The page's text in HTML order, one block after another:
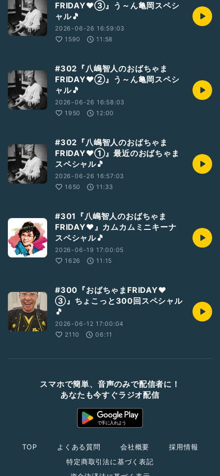
FRIDAY❤️③』う～ん亀岡スペシ
ャル🎵
2026-06-26 16:59:03
1590
11:58
#302『八嶋智人のおばちゃま
FRIDAY❤️②』う～ん亀岡スペシ
ャル🎵
2026-06-26 16:58:03
1950
12:00
#302『八嶋智人のおばちゃま
FRIDAY❤️①』最近のおばちゃま
スペシャル🎵
2026-06-26 16:57:03
1650
11:33
#301『八嶋智人のおばちゃま
FRIDAY❤️』カムカムミニキーナ
スペシャル🎵
2026-06-19 17:00:05
1626
11:15
#300『おばちゃまFRIDAY❤️
③』ちょこっと300回スペシャル
🎵
2026-06-12 17:00:04
2110
06:11
スマホで簡単、音声のみで配信者に！
あなたも今すぐラジオ配信
TOP よくある質問 会社概要
採用情報
特定商取引法に基づく表記